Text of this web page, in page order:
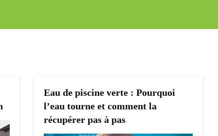
Eau de piscine verte : Pourquoi
l’eau tourne et comment la
récupérer pas à pas